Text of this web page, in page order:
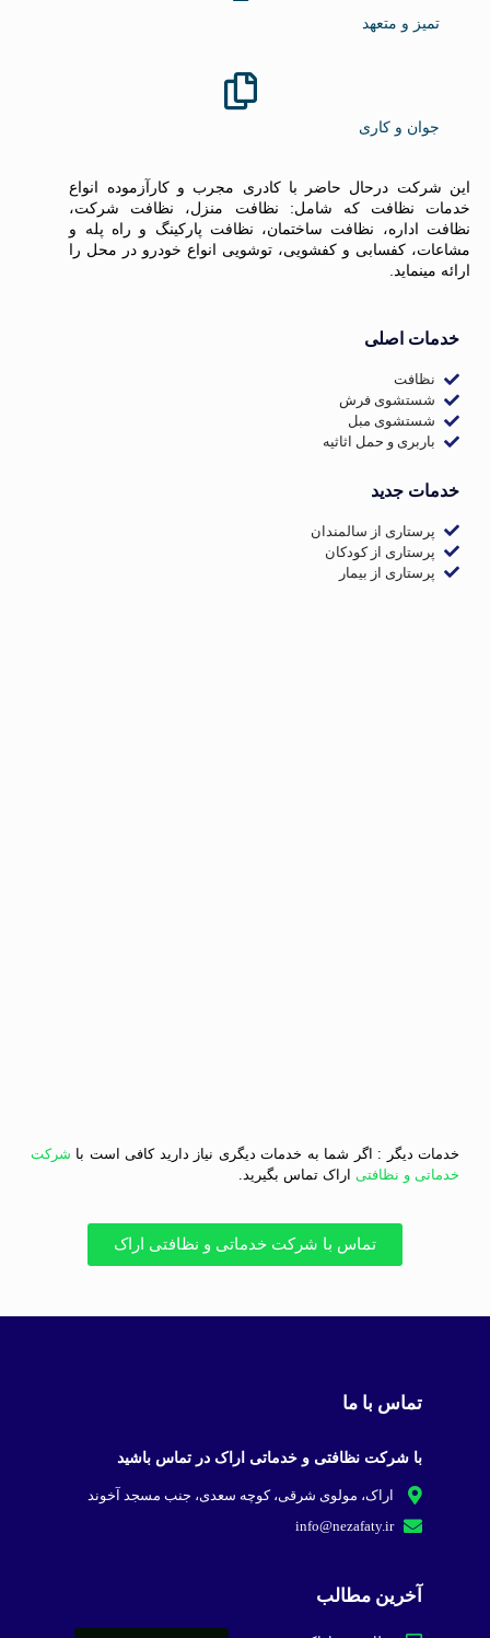
تمیز و متعهد
جوان و کاری
این شرکت درحال حاضر با کادری مجرب و کارآزموده انواع
خدمات نظافت که شامل: نظافت منزل، نظافت شرکت،
نظافت اداره، نظافت ساختمان، نظافت پارکینگ و راه پله و
مشاعات، کفسابی و کفشویی، توشویی انواع خودرو در محل را
ارائه مینماید.
خدمات اصلی
نظافت
شستشوی فرش
شستشوی مبل
باربری و حمل اثاثیه
خدمات جدید
پرستاری از سالمندان
پرستاری از کودکان
پرستاری از بیمار
خدمات دیگر : اگر شما به خدمات دیگری نیاز دارید کافی است با شرکت
خدماتی و نظافتیاراک تماس بگیرید.
تماس با شرکت خدماتی و نظافتی اراک
تماس با ما
با شرکت نظافتی و خدماتی اراک در تماس باشید
اراک، مولوی شرقی، کوچه سعدی، جنب مسجد آخوند
info@nezafaty.ir
آخرین مطالب